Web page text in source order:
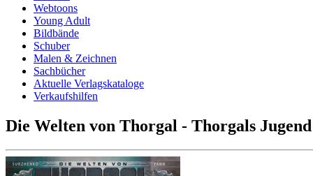
Webtoons
Young Adult
Bildbände
Schuber
Malen & Zeichnen
Sachbücher
Aktuelle Verlagskataloge
Verkaufshilfen
Die Welten von Thorgal - Thorgals